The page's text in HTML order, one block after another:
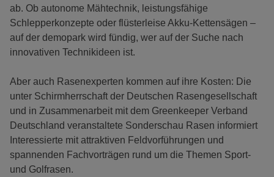
ab. Ob autonome Mähtechnik, leistungsfähige
Schlepperkonzepte oder flüsterleise Akku-Kettensägen –
auf der demopark wird fündig, wer auf der Suche nach
innovativen Technikideen ist.
Aber auch Rasenexperten kommen auf ihre Kosten: Die
unter Schirmherrschaft der Deutschen Rasengesellschaft
und in Zusammenarbeit mit dem Greenkeeper Verband
Deutschland veranstaltete Sonderschau Rasen informiert
Interessierte mit attraktiven Feldvorführungen und
spannenden Fachvorträgen rund um die Themen Sport-
und Golfrasen.